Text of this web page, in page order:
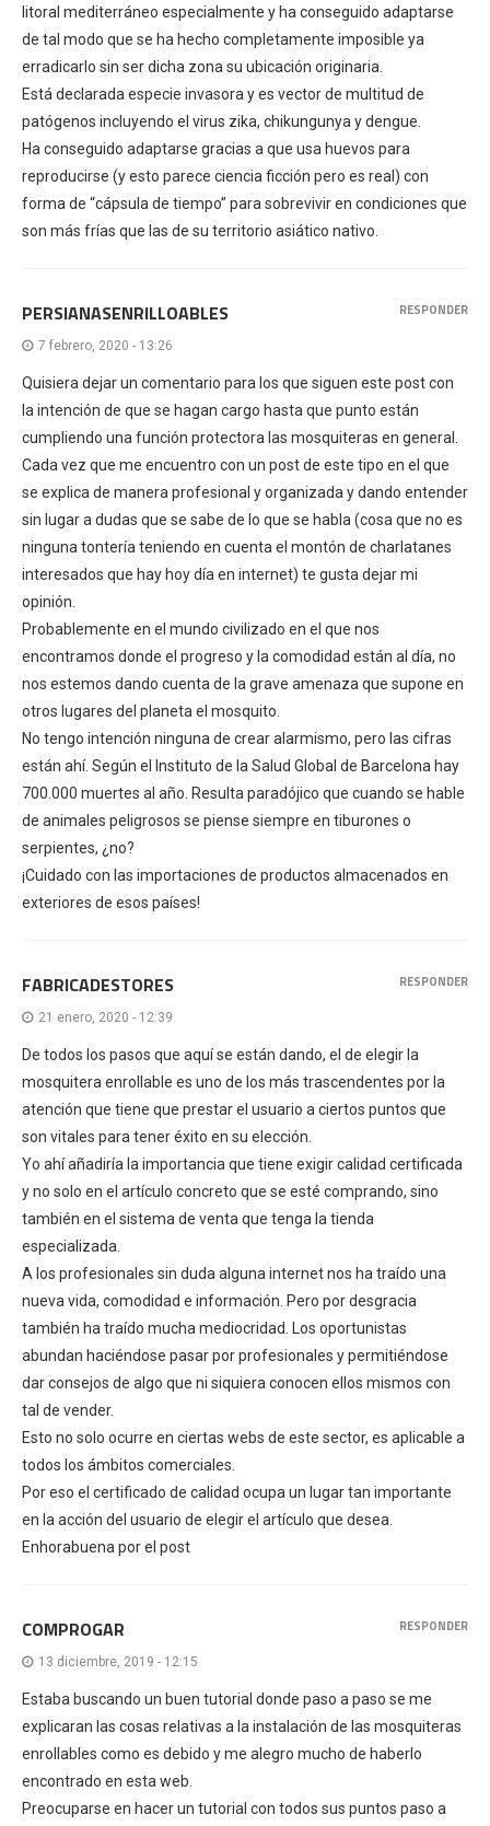
litoral mediterráneo especialmente y ha conseguido adaptarse
de tal modo que se ha hecho completamente imposible ya
erradicarlo sin ser dicha zona su ubicación originaria.
Está declarada especie invasora y es vector de multitud de
patógenos incluyendo el virus zika, chikungunya y dengue.
Ha conseguido adaptarse gracias a que usa huevos para
reproducirse (y esto parece ciencia ficción pero es real) con
forma de “cápsula de tiempo” para sobrevivir en condiciones que
son más frías que las de su territorio asiático nativo.
PERSIANASENRILLOABLES
7 febrero, 2020 - 13:26
Quisiera dejar un comentario para los que siguen este post con
la intención de que se hagan cargo hasta que punto están
cumpliendo una función protectora las mosquiteras en general.
Cada vez que me encuentro con un post de este tipo en el que
se explica de manera profesional y organizada y dando entender
sin lugar a dudas que se sabe de lo que se habla (cosa que no es
ninguna tontería teniendo en cuenta el montón de charlatanes
interesados que hay hoy día en internet) te gusta dejar mi
opinión.
Probablemente en el mundo civilizado en el que nos
encontramos donde el progreso y la comodidad están al día, no
nos estemos dando cuenta de la grave amenaza que supone en
otros lugares del planeta el mosquito.
No tengo intención ninguna de crear alarmismo, pero las cifras
están ahí. Según el Instituto de la Salud Global de Barcelona hay
700.000 muertes al año. Resulta paradójico que cuando se hable
de animales peligrosos se piense siempre en tiburones o
serpientes, ¿no?
¡Cuidado con las importaciones de productos almacenados en
exteriores de esos países!
RESPONDER
FABRICADESTORES
21 enero, 2020 - 12:39
De todos los pasos que aquí se están dando, el de elegir la
mosquitera enrollable es uno de los más trascendentes por la
atención que tiene que prestar el usuario a ciertos puntos que
son vitales para tener éxito en su elección.
Yo ahí añadiría la importancia que tiene exigir calidad certificada
y no solo en el artículo concreto que se esté comprando, sino
también en el sistema de venta que tenga la tienda
especializada.
A los profesionales sin duda alguna internet nos ha traído una
nueva vida, comodidad e información. Pero por desgracia
también ha traído mucha mediocridad. Los oportunistas
abundan haciéndose pasar por profesionales y permitiéndose
dar consejos de algo que ni siquiera conocen ellos mismos con
tal de vender.
Esto no solo ocurre en ciertas webs de este sector, es aplicable a
todos los ámbitos comerciales.
Por eso el certificado de calidad ocupa un lugar tan importante
en la acción del usuario de elegir el artículo que desea.
Enhorabuena por el post
RESPONDER
COMPROGAR
13 diciembre, 2019 - 12:15
Estaba buscando un buen tutorial donde paso a paso se me
explicaran las cosas relativas a la instalación de las mosquiteras
enrollables como es debido y me alegro mucho de haberlo
encontrado en esta web.
Preocuparse en hacer un tutorial con todos sus puntos paso a
RESPONDER